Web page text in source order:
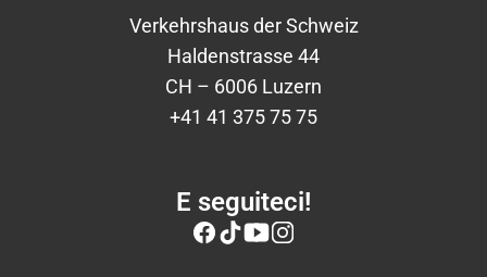
Verkehrshaus der Schweiz
Haldenstrasse 44
CH – 6006 Luzern
+41 41 375 75 75
E seguiteci!